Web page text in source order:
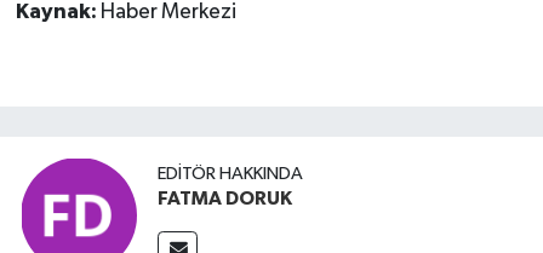
Kaynak: Haber Merkezi
EDITÖR HAKKINDA
FATMA DORUK